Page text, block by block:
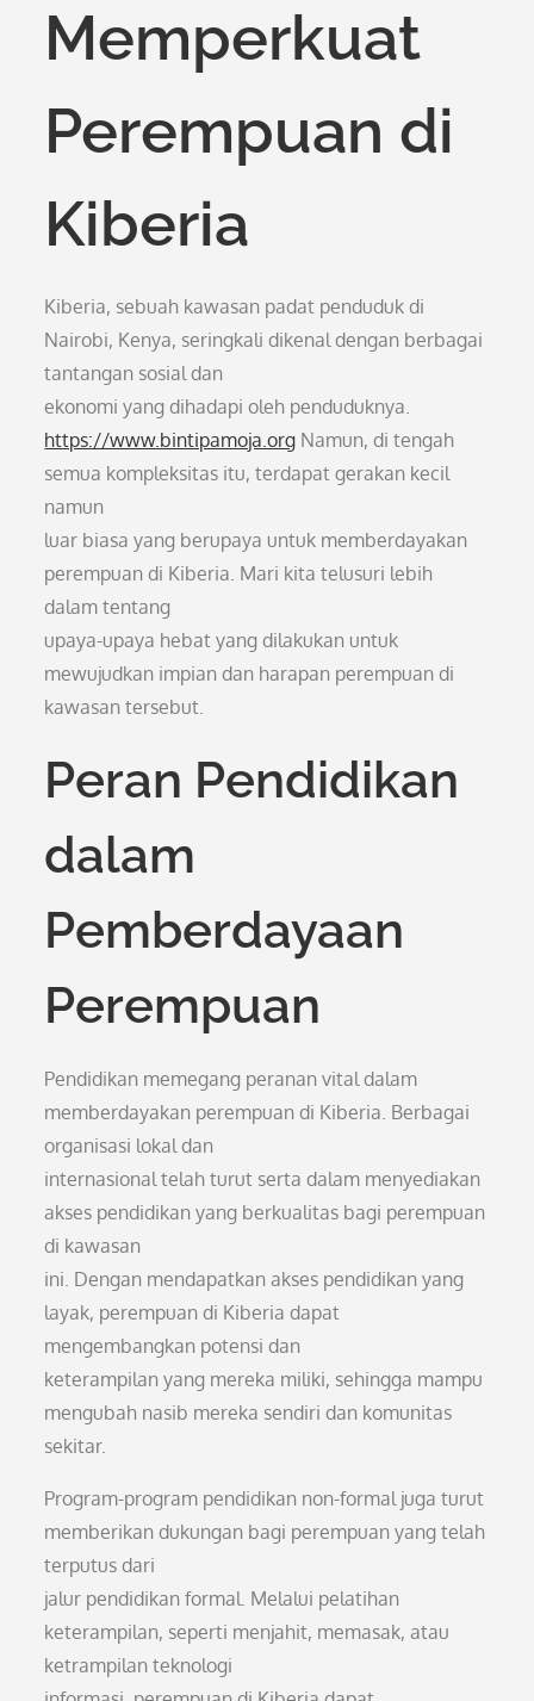
Memperkuat
Perempuan di
Kiberia
Kiberia, sebuah kawasan padat penduduk di
Nairobi, Kenya, seringkali dikenal dengan berbagai
tantangan sosial dan
ekonomi yang dihadapi oleh penduduknya.
https://www.bintipamoja.org Namun, di tengah
semua kompleksitas itu, terdapat gerakan kecil
namun
luar biasa yang berupaya untuk memberdayakan
perempuan di Kiberia. Mari kita telusuri lebih
dalam tentang
upaya-upaya hebat yang dilakukan untuk
mewujudkan impian dan harapan perempuan di
kawasan tersebut.
Peran Pendidikan
dalam
Pemberdayaan
Perempuan
Pendidikan memegang peranan vital dalam
memberdayakan perempuan di Kiberia. Berbagai
organisasi lokal dan
internasional telah turut serta dalam menyediakan
akses pendidikan yang berkualitas bagi perempuan
di kawasan
ini. Dengan mendapatkan akses pendidikan yang
layak, perempuan di Kiberia dapat
mengembangkan potensi dan
keterampilan yang mereka miliki, sehingga mampu
mengubah nasib mereka sendiri dan komunitas
sekitar.
Program-program pendidikan non-formal juga turut
memberikan dukungan bagi perempuan yang telah
terputus dari
jalur pendidikan formal. Melalui pelatihan
keterampilan, seperti menjahit, memasak, atau
ketrampilan teknologi